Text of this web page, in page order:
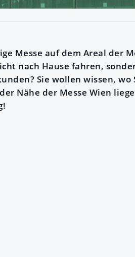
Messe auf dem Areal der
nach Hause fahren,
Sie wollen wissen, wo
Nähe der Messe Wien